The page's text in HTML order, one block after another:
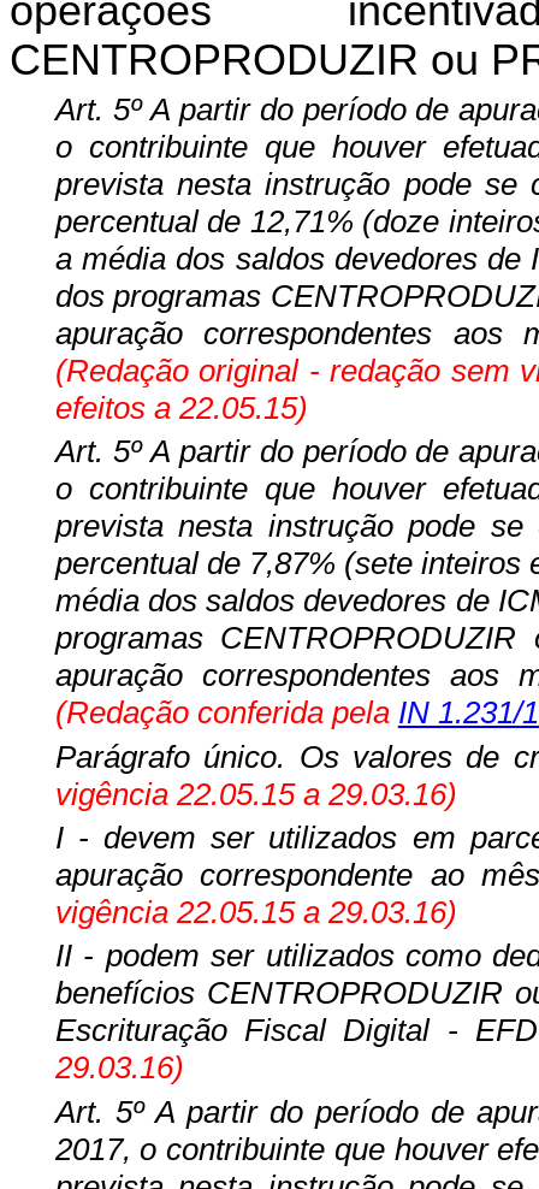
operações
CENTROPRODUZIR ou
Art. 5º A partir do período de
o contribuinte que houver
prevista nesta instrução pode se
percentual de 12,71% (doze
a média dos saldos devedores
dos programas
apuração correspondentes
(Redação original - redação sem
efeitos a 22.05.15)
Art. 5º A partir do período de
o contribuinte que houver
prevista nesta instrução pode
percentual de 7,87% (sete inteiros
média dos saldos devedores de
programas
apuração correspondentes
(Redação conferida pela IN 1.231/
Parágrafo único. Os valores de
vigência 22.05.15 a 29.03.16)
I - devem ser utilizados em
apuração correspondente ao
vigência 22.05.15 a 29.03.16)
II - podem ser utilizados como
benefícios CENTROPRODUZIR
Escrituração Fiscal Digital -
29.03.16)
Art. 5º A partir do período de
2017, o contribuinte que houver